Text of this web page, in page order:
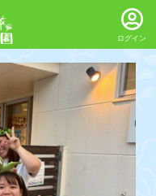
ログイン